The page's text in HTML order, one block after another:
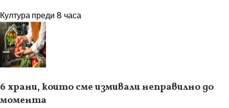
Културапреди 8 часа
6 храни, които сме измивали неправилно до
момента